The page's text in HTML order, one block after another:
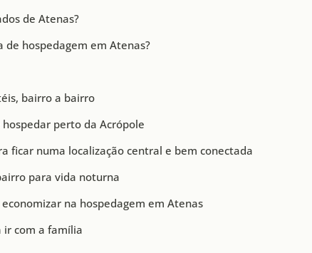
de Atenas?
hospedagem em Atenas?
bairro a bairro
perto da Acrópole
ficar numa localização central e bem conectada
para vida noturna
na hospedagem em Atenas
ir com a família